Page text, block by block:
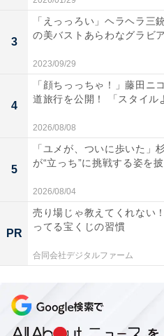
3
「えっっろい」ヘラヘラ三
の美バストあらわなグラビ
2023/09/29
4
「顔ちっっちゃ！」藤田ニ
道旅行を公開！ 「スタイル
2026/08/08
5
「ユメが、ついに歩いた」
が“立っち”に挑戦する姿を
2026/08/04
PR
売り場じゃ教えてくれない
ってる宝くじの習慣
合同会社デジタルファーム